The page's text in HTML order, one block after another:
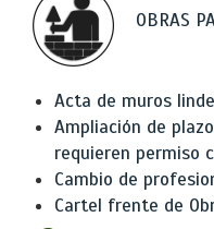
OBRAS
Acta de muros
Ampliación de
requieren permiso
Cambio de
Cartel frente de